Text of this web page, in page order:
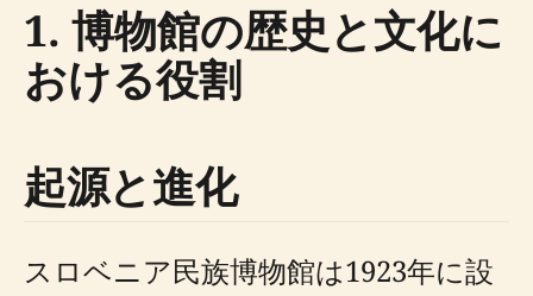
1. 博物館の歴史と文化に
おける役割
起源と進化
スロベニア民族博物館は1923年に設